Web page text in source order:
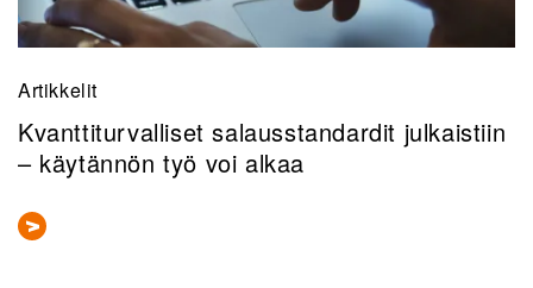
Artikkelit
Kvanttiturvalliset salausstandardit julkaistiin
– käytännön työ voi alkaa